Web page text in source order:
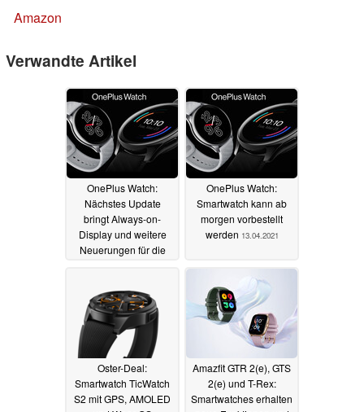
Amazon
Verwandte Artikel
OnePlus Watch:
Nächstes Update
bringt Always-on-
Display und weitere
Neuerungen für die
OnePlus Watch:
Smartwatch kann ab
morgen vorbestellt
werden 13.04.2021
Oster-Deal:
Smartwatch TicWatch
S2 mit GPS, AMOLED
Amazfit GTR 2(e), GTS
2(e) und T-Rex:
Smartwatches erhalten